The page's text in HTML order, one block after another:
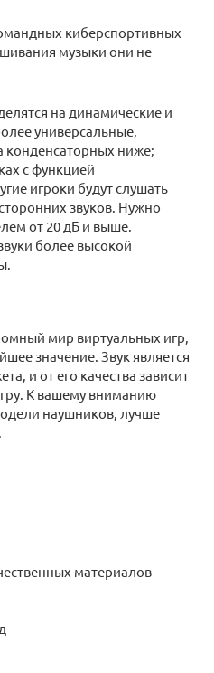
киберспортивных
музыки они не
на динамические и
универсальные,
конденсаторных ниже;
с функцией
игроки будут слушать
звуков. Нужно
от 20 дБ и выше.
более высокой
мир виртуальных игр,
значение. Звук является
и от его качества зависит
К вашему вниманию
наушников, лучше
материалов